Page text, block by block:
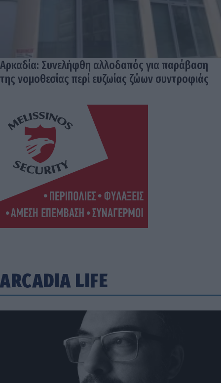
Αρκαδία: Συνελήφθη αλλοδαπός για παράβαση
της νομοθεσίας περί ευζωίας ζώων συντροφιάς
ARCADIA LIFE